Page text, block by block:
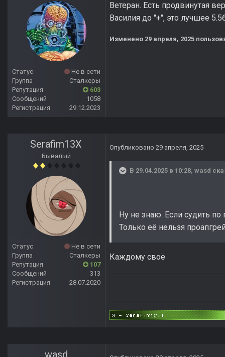
Статус
Не в сети
Группа
Сталкеры
Репутация
603
Сообщений
1058
Регистрация
29.12.2023
Ветеран. Есть продвинутая
Василия до "+", это лучшее
Изменено 29 апреля, 2025
Serafim13X
Бывалый
Статус
Не в сети
Группа
Сталкеры
Репутация
107
Сообщений
313
Регистрация
28.07.2020
Опубликовано 29 апреля, 2025
В 29.04.2025 в 10:28, wasd
Ну не знаю. Если судить
Только её нельзя
Каждому своё